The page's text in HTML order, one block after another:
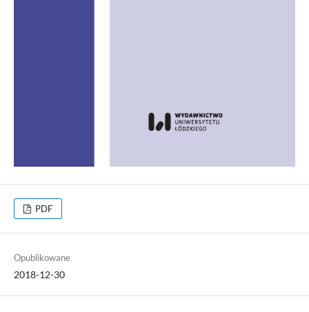
PDF
Opublikowane
2018-12-30